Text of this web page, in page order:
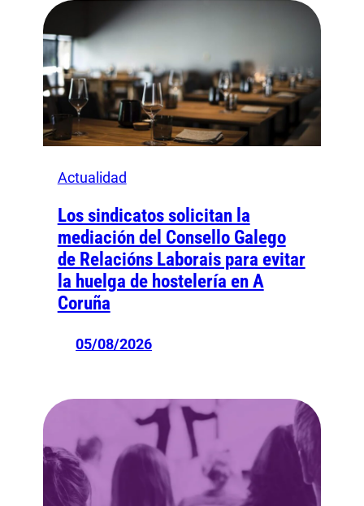
Actualidad
Los sindicatos solicitan la
mediación del Consello Galego
de Relacións Laborais para evitar
la huelga de hostelería en A
Coruña
05/08/2026